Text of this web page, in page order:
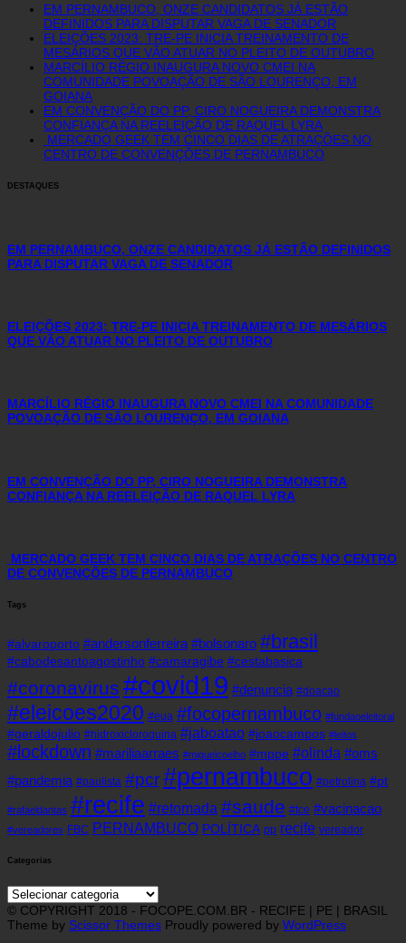
EM PERNAMBUCO, ONZE CANDIDATOS JÁ ESTÃO
DEFINIDOS PARA DISPUTAR VAGA DE SENADOR
ELEIÇÕES 2023: TRE-PE INICIA TREINAMENTO DE
MESÁRIOS QUE VÃO ATUAR NO PLEITO DE OUTUBRO
MARCÍLIO RÉGIO INAUGURA NOVO CMEI NA
COMUNIDADE POVOAÇÃO DE SÃO LOURENÇO, EM
GOIANA
EM CONVENÇÃO DO PP, CIRO NOGUEIRA DEMONSTRA
CONFIANÇA NA REELEIÇÃO DE RAQUEL LYRA
MERCADO GEEK TEM CINCO DIAS DE ATRAÇÕES NO
CENTRO DE CONVENÇÕES DE PERNAMBUCO
DESTAQUES
EM PERNAMBUCO, ONZE CANDIDATOS JÁ ESTÃO DEFINIDOS
PARA DISPUTAR VAGA DE SENADOR
ELEIÇÕES 2023: TRE-PE INICIA TREINAMENTO DE MESÁRIOS
QUE VÃO ATUAR NO PLEITO DE OUTUBRO
MARCÍLIO RÉGIO INAUGURA NOVO CMEI NA COMUNIDADE
POVOAÇÃO DE SÃO LOURENÇO, EM GOIANA
EM CONVENÇÃO DO PP, CIRO NOGUEIRA DEMONSTRA
CONFIANÇA NA REELEIÇÃO DE RAQUEL LYRA
MERCADO GEEK TEM CINCO DIAS DE ATRAÇÕES NO CENTRO
DE CONVENÇÕES DE PERNAMBUCO
Tags
#alvaroporto #andersonferreira #bolsonaro #brasil
#cabodesantoagostinho #camaragibe #cestabasica
#coronavirus #covid19 #denuncia #doacao
#eleicoes2020 #eua #focopernambuco #fundaoeleitoral
#geraldojulio #hidroxicloroquina #jaboatao #joaocampos #leitos
#lockdown #mariliaarraes #miguelcoelho #mppe #olinda #oms
#pandemia #paulista #pcr#pernambuco #petrolina #pt
#rafaeldantas #recife #retomada #saude #tce #vacinacao
#vereadores FBC PERNAMBUCO POLÍTICA pp recife vereador
Categorias
Categorias
© COPYRIGHT 2018 - FOCOPE.COM.BR - RECIFE | PE | BRASIL
Theme by Scissor Themes Proudly powered by WordPress